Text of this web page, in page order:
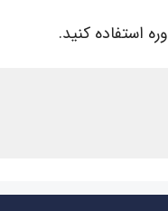
استفاده کنید.